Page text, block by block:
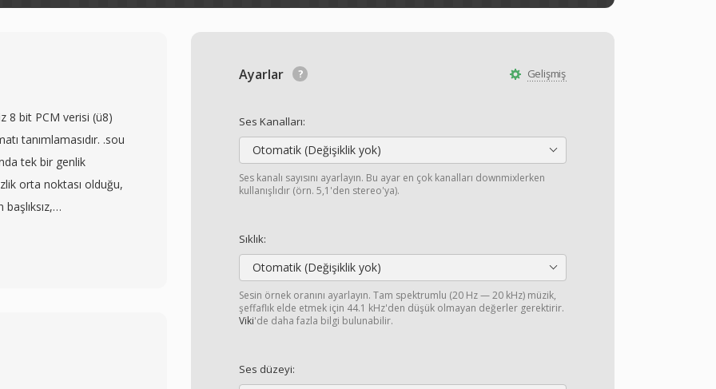
Gelişmiş
Ayarlar
Ses Kanalları:
Otomatik (Değişiklik yok)
Ses kanalı sayısını ayarlayın. Bu ayar en çok kanalları downmixlerken
kullanışlıdır (örn. 5,1'den stereo'ya).
Sıklık:
Otomatik (Değişiklik yok)
Sesin örnek oranını ayarlayın. Tam spektrumlu (20 Hz — 20 kHz) müzik,
şeffaflık elde etmek için 44.1 kHz'den düşük olmayan değerler gerektirir.
Viki'de daha fazla bilgi bulunabilir.
Ses düzeyi:
8 bit PCM verisi (ü8)
tanımlamasıdır. .sou
tek bir genlik
orta noktası olduğu,
örnekleme
PCM,